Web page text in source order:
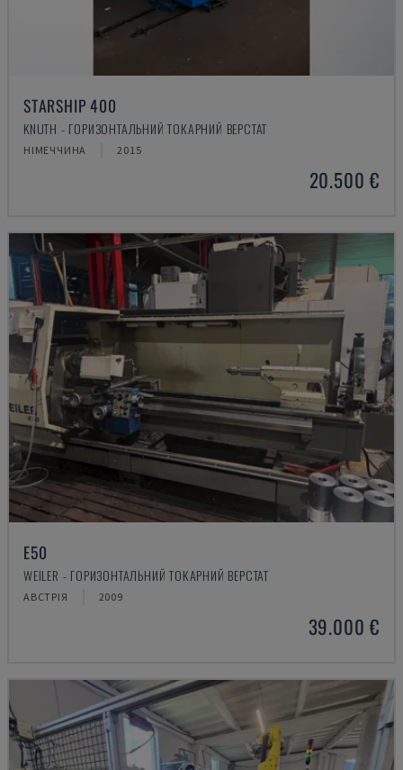
STARSHIP 400
KNUTH - ГОРИЗОНТАЛЬНИЙ ТОКАРНИЙ ВЕРСТАТ
НІМЕЧЧИНА 2015
20.500 €
E50
WEILER - ГОРИЗОНТАЛЬНИЙ ТОКАРНИЙ ВЕРСТАТ
АВСТРІЯ 2009
39.000 €